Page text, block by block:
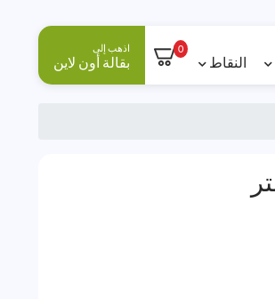
النقاط
0 اذهب إلى
بقالة أون لاين